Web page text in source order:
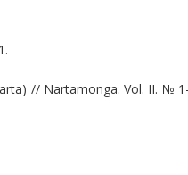
// Nartamonga. Vol. II. №